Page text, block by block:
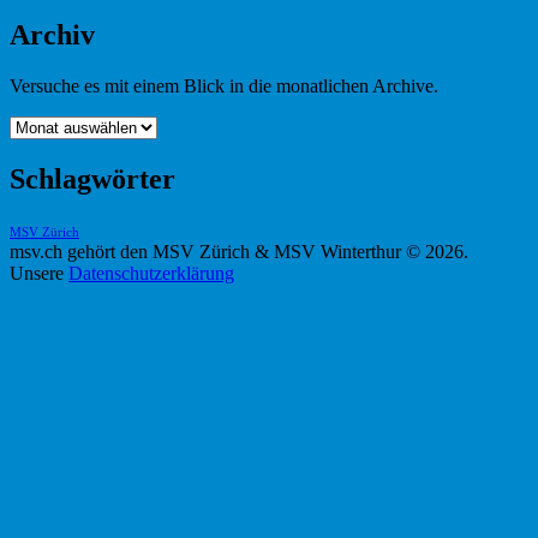
Archiv
Versuche es mit einem Blick in die monatlichen Archive.
Archiv
Schlagwörter
MSV Zürich
msv.ch gehört den MSV Zürich & MSV Winterthur © 2026.
Unsere Datenschutzerklärung